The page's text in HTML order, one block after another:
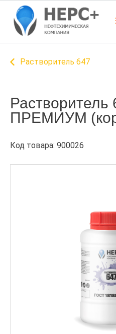
Растворитель 647
Растворитель
ПРЕМИУМ
Код товара: 900026